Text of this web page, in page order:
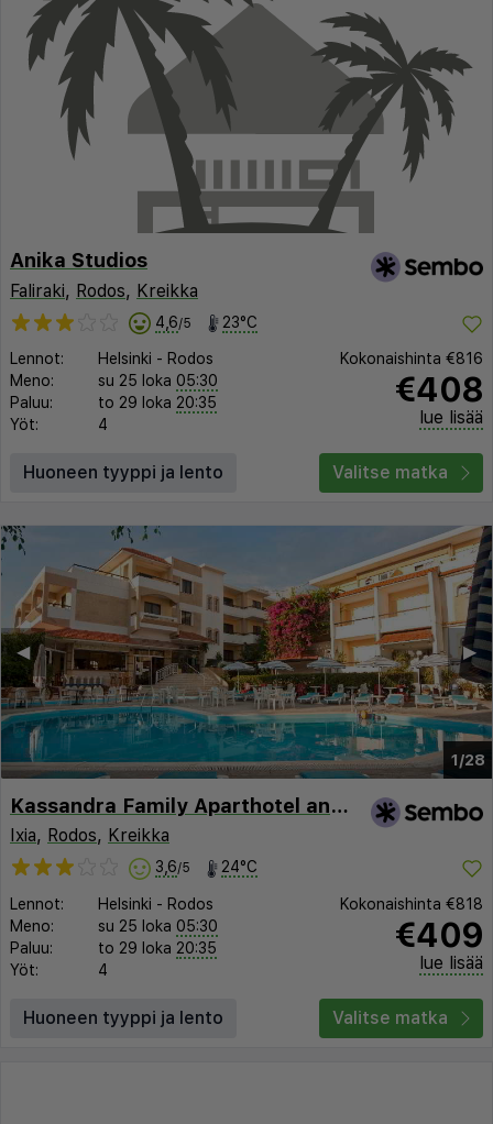
Anika Studios
Faliraki, Rodos, Kreikka
4,6/5 23°C
Lennot: Helsinki - Rodos
Meno:
su 25 loka 05:30
Paluu:
to 29 loka 20:35
Yöt:
4
Kokonaishinta €816
€408
lue lisää
Huoneen tyyppi ja lento Valitse matka
1/28
▶︎
◀︎
Kassandra Family Aparthotel and SPA
Ixia, Rodos, Kreikka
3,6/5 24°C
Lennot: Helsinki - Rodos
Meno:
su 25 loka 05:30
Paluu:
to 29 loka 20:35
Yöt:
4
Kokonaishinta €818
€409
lue lisää
Huoneen tyyppi ja lento Valitse matka